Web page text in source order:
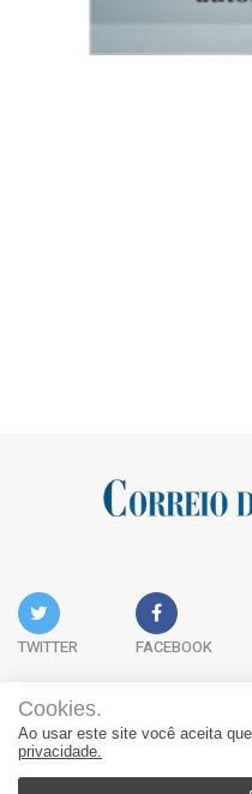
TWITTER FACEBOOK
Acervo Digital
Cookies.
Ao usar este site você aceita
privacidade.